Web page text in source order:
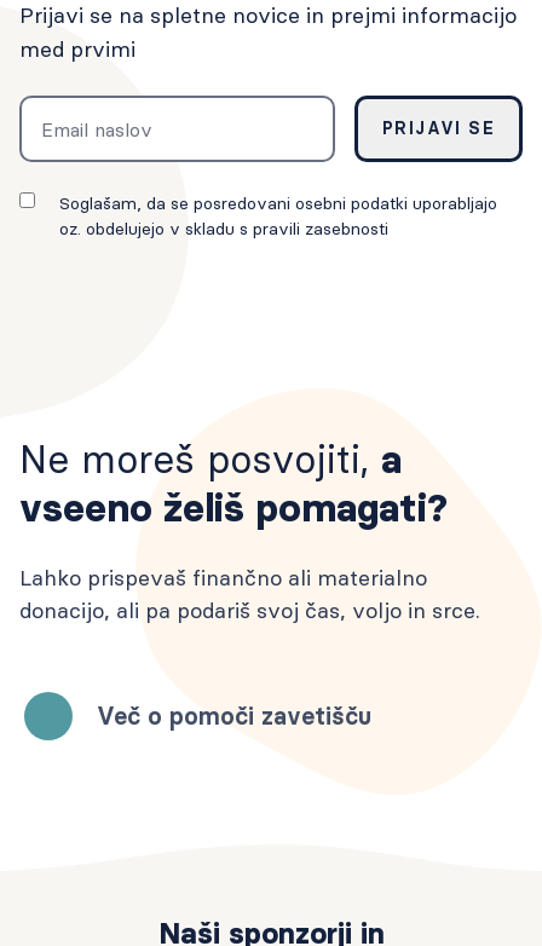
Prijavi se na spletne novice in prejmi informacijo
med prvimi
Email
PRIJAVI SE
Soglašam, da se posredovani osebni podatki uporabljajo
oz. obdelujejo v skladu s pravili zasebnosti
Ne moreš posvojiti, a
vseeno želiš pomagati?
Lahko prispevaš finančno ali materialno
donacijo, ali pa podariš svoj čas, voljo in srce.
Več o pomoči zavetišču
Naši sponzorji in